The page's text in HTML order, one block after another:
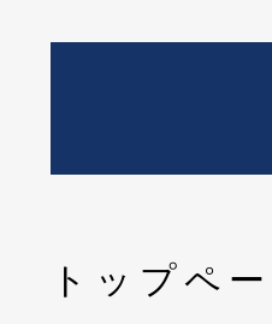
トップペ